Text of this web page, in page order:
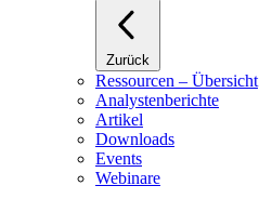
Zurück
Ressourcen – Übersicht
Analystenberichte
Artikel
Downloads
Events
Webinare